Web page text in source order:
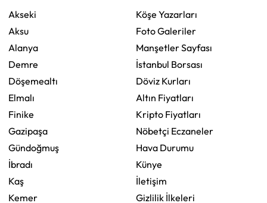
Akseki
Aksu
Alanya
Demre
Döşemealtı
Elmalı
Finike
Gazipaşa
Gündoğmuş
İbradı
Kaş
Kemer
Köşe Yazarları
Foto Galeriler
Manşetler Sayfası
İstanbul Borsası
Döviz Kurları
Altın Fiyatları
Kripto Fiyatları
Nöbetçi Eczaneler
Hava Durumu
Künye
İletişim
Gizlilik İlkeleri